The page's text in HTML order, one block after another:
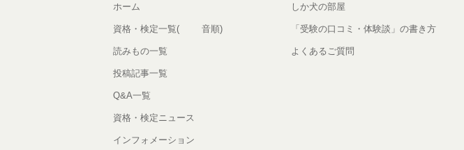
ホーム
資格・検定一覧(50音順)
読みもの一覧
投稿記事一覧
Q&A一覧
資格・検定ニュース
インフォメーション
しか犬の部屋
「受験の口コミ・体験談」の書き方
よくあるご質問